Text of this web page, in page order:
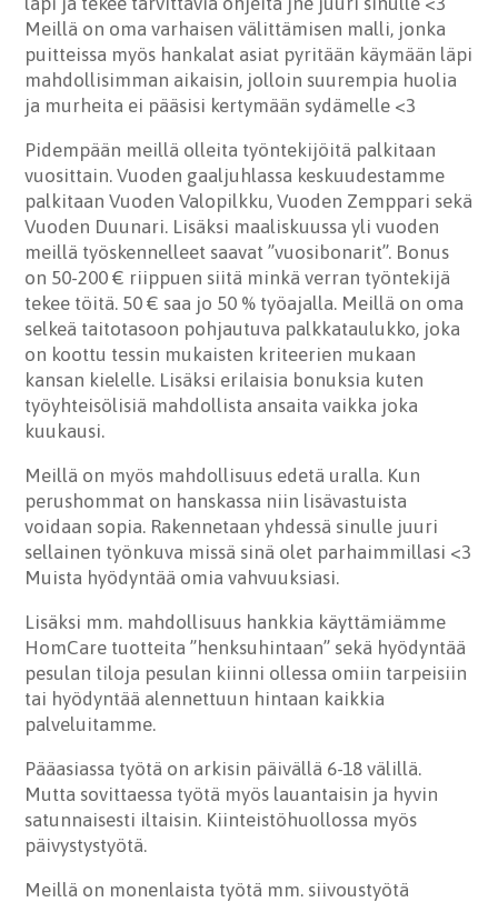
Meillä on oma varhaisen välittämisen malli, jonka
puitteissa myös hankalat asiat pyritään käymään läpi
mahdollisimman aikaisin, jolloin suurempia huolia
ja murheita ei pääsisi kertymään sydämelle <3
Pidempään meillä olleita työntekijöitä palkitaan
vuosittain. Vuoden gaaljuhlassa keskuudestamme
palkitaan Vuoden Valopilkku, Vuoden Zemppari sekä
Vuoden Duunari. Lisäksi maaliskuussa yli vuoden
meillä työskennelleet saavat ”vuosibonarit”. Bonus
on 50-200 € riippuen siitä minkä verran työntekijä
tekee töitä. 50 € saa jo 50 % työajalla. Meillä on oma
selkeä taitotasoon pohjautuva palkkataulukko, joka
on koottu tessin mukaisten kriteerien mukaan
kansan kielelle. Lisäksi erilaisia bonuksia kuten
työyhteisölisiä mahdollista ansaita vaikka joka
kuukausi.
Meillä on myös mahdollisuus edetä uralla. Kun
perushommat on hanskassa niin lisävastuista
voidaan sopia. Rakennetaan yhdessä sinulle juuri
sellainen työnkuva missä sinä olet parhaimmillasi <3
Muista hyödyntää omia vahvuuksiasi.
Lisäksi mm. mahdollisuus hankkia käyttämiämme
HomCare tuotteita ”henksuhintaan” sekä hyödyntää
pesulan tiloja pesulan kiinni ollessa omiin tarpeisiin
tai hyödyntää alennettuun hintaan kaikkia
palveluitamme.
Pääasiassa työtä on arkisin päivällä 6-18 välillä.
Mutta sovittaessa työtä myös lauantaisin ja hyvin
satunnaisesti iltaisin. Kiinteistöhuollossa myös
päivystystyötä.
Meillä on monenlaista työtä mm. siivoustyötä